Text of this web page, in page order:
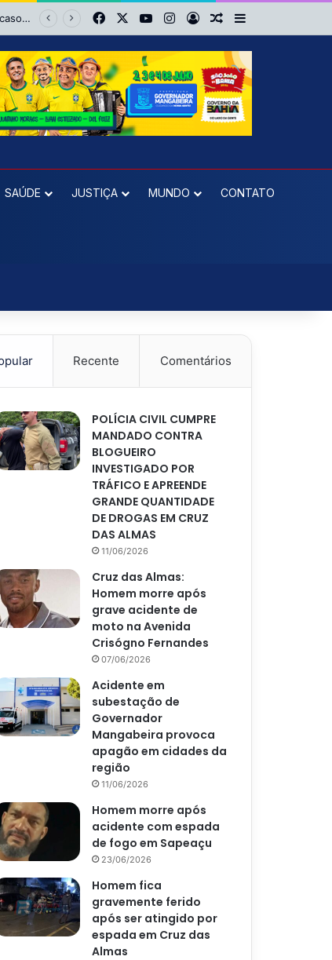
FacebookYouTubeInstagram
EntrarArtigo aleatório
Barra Lateral
SAÚDE JUSTIÇA MUNDO CONTATO
Recente Comentários
POLÍCIA CIVIL CUMPRE
MANDADO CONTRA
BLOGUEIRO
INVESTIGADO POR
TRÁFICO E APREENDE
GRANDE QUANTIDADE
DE DROGAS EM CRUZ
DAS ALMAS
11/06/2026
Cruz das Almas:
Homem morre após
grave acidente de
moto na Avenida
Crisógno Fernandes
07/06/2026
Acidente em
subestação de
Governador
Mangabeira provoca
apagão em cidades da
região
11/06/2026
Homem morre após
acidente com espada
de fogo em Sapeaçu
23/06/2026
Homem fica
gravemente ferido
após ser atingido por
espada em Cruz das
Almas